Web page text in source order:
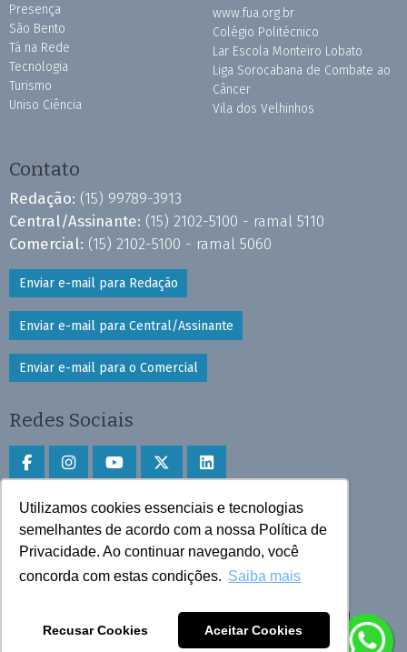
Utilizamos cookies essenciais e tecnologias
semelhantes de acordo com a nossa Política de
Privacidade. Ao continuar navegando, você
concorda com estas condições. Saiba mais
Recusar Cookies Aceitar Cookies
Presença
São Bento
Tá na Rede
Tecnologia
Turismo
Uniso Ciência
www.fua.org.br
Colégio Politécnico
Lar Escola Monteiro Lobato
Liga Sorocabana de Combate ao
Câncer
Vila dos Velhinhos
Contato
Redação: (15) 99789-3913
Central/Assinante: (15) 2102-5100 - ramal 5110
Comercial: (15) 2102-5100 - ramal 5060
Enviar e-mail para Redação
Enviar e-mail para Central/Assinante
Enviar e-mail para o Comercial
Redes Sociais
Faça download do aplicativo
Play Store e App Store
Todos os direitos reservados © 2025 Cruzeiro do Sul